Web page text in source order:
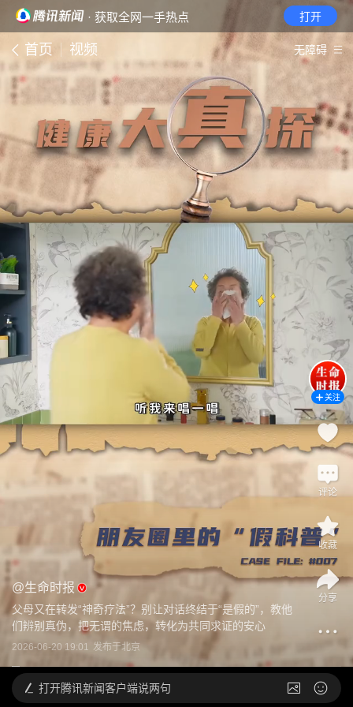
· 获取全网一手热点 打开
首页 视频 无障碍
@生命时报
父母又在转发“神奇疗法”？别让对话终结于“是假的”，教他
们辨别真伪，把无谓的焦虑，转化为共同求证的安心
2026-06-20 19:01 发布于北京
关注
评论
收藏
分享
打开腾讯新闻客户端说两句